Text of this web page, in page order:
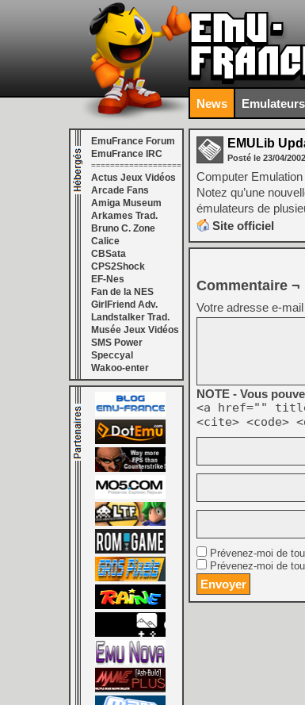
News Emulateurs
EmuFrance Forum
EmuFrance IRC
===================
Actus Jeux Vidéos
Arcade Fans
Amiga Museum
Arkames Trad.
Bruno C. Zone
Calice
CBSata
CPS2Shock
EF-Nes
Fan de la NES
GirlFriend Adv.
Landstalker Trad.
Musée Jeux Vidéos
SMS Power
Speccyal
Wakoo-enter
EMULib
Posté le 23/04/2002
Computer
Notez qu’une
émulateurs de
Site officiel
Commentaire ¬
Votre adresse e-
NOTE - Vous
<a href=""
<cite> <code>
Prévenez-moi de
Prévenez-moi de